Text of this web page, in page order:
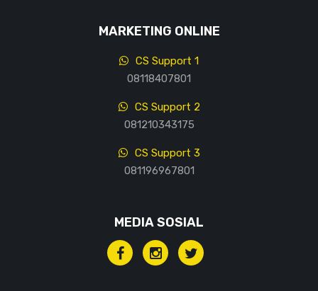
MARKETING ONLINE
CS Support 1
08118407801
CS Support 2
081210343175
CS Support 3
081196967801
MEDIA SOSIAL